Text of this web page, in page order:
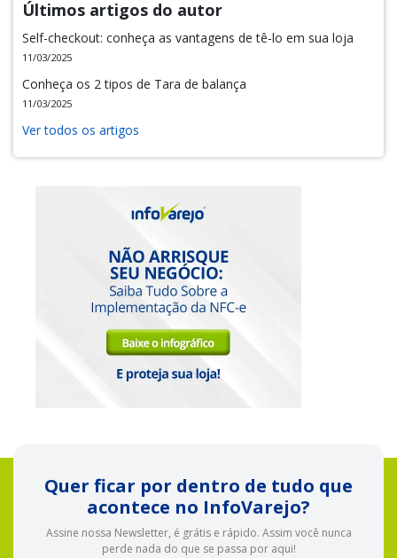
Últimos artigos do autor
Self-checkout: conheça as vantagens de tê-lo em sua loja
11/03/2025
Conheça os 2 tipos de Tara de balança
11/03/2025
Ver todos os artigos
Quer ficar por dentro de tudo que
acontece no InfoVarejo?
Assine nossa Newsletter, é grátis e rápido. Assim você nunca
perde nada do que se passa por aqui!